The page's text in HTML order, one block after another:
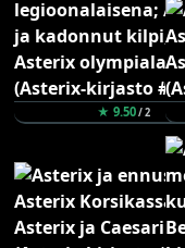
★ 9.50/ 2